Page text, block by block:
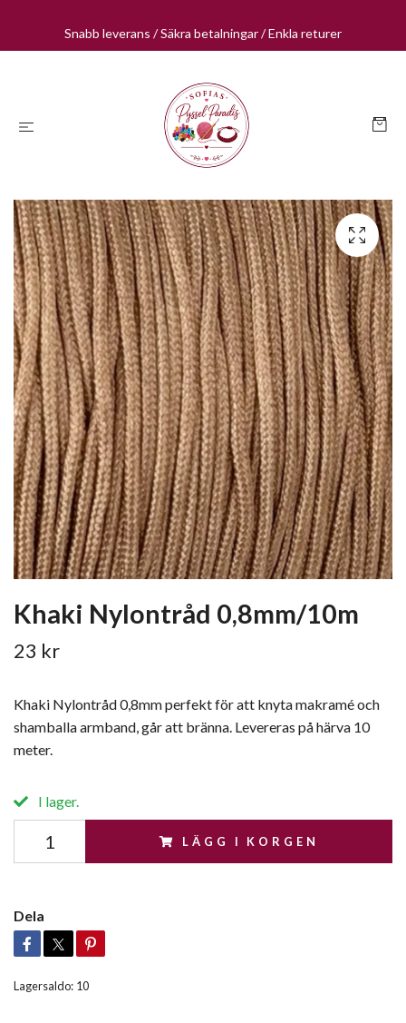
Snabb leverans / Säkra betalningar / Enkla returer
Khaki Nylontråd 0,8mm/10m
23 kr
Khaki Nylontråd 0,8mm perfekt för att knyta makramé och
shamballa armband, går att bränna. Levereras på härva 10
meter.
I lager.
LÄGG I KORGEN
Dela
Lagersaldo: 10